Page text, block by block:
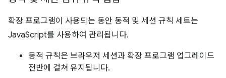
확장 프로그램이 사용되는 동안 동적 및 세션 규칙 세트는
JavaScript를 사용하여 관리됩니다.
동적 규칙은 브라우저 세션과 확장 프로그램 업그레이드
전반에 걸쳐 유지됩니다.